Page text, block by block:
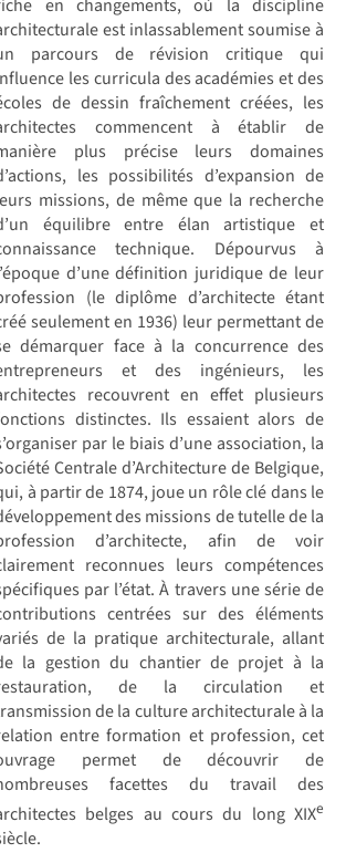
en changements, où la discipline
est inlassablement soumise à
parcours de révision critique qui
les curricula des académies et des
de dessin fraîchement créées, les
commencent à établir de
plus précise leurs domaines
les possibilités d’expansion de
missions, de même que la recherche
équilibre entre élan artistique et
technique. Dépourvus à
d’une définition juridique de leur
(le diplôme d’architecte étant
seulement en 1936) leur permettant de
démarquer face à la concurrence des
et des ingénieurs, les
recouvrent en effet plusieurs
distinctes. Ils essaient alors de
par le biais d’une association, la
Centrale d’Architecture de Belgique,
à partir de 1874, joue un rôle clé dans le
des missions de tutelle de la
d’architecte, afin de voir
reconnues leurs compétences
par l’état. À travers une série de
centrées sur des éléments
de la pratique architecturale, allant
la gestion du chantier de projet à la
de la circulation et
de la culture architecturale à la
entre formation et profession, cet
permet de découvrir de
facettes du travail des
belges au cours du long XIXe